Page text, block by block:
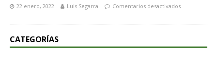
22 enero, 2022 Luis Segarra Comentarios desactivados
CATEGORÍAS